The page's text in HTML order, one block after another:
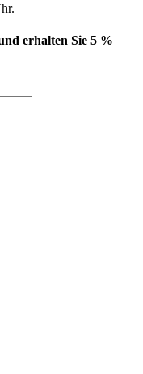
erhalten Sie 5 %